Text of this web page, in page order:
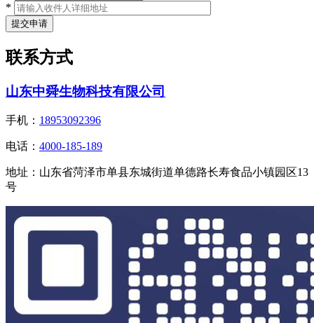
*
联系方式
山东中舜生物科技有限公司
手机： 18953092396
电话： 4000-185-189
地址： 山东省菏泽市单县东城街道单德路长寿食品小镇园区13
号